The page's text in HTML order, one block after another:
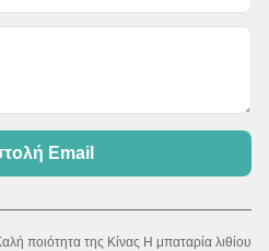
Email
ποιότητα της Κίνας Η μπαταρία λιθίου